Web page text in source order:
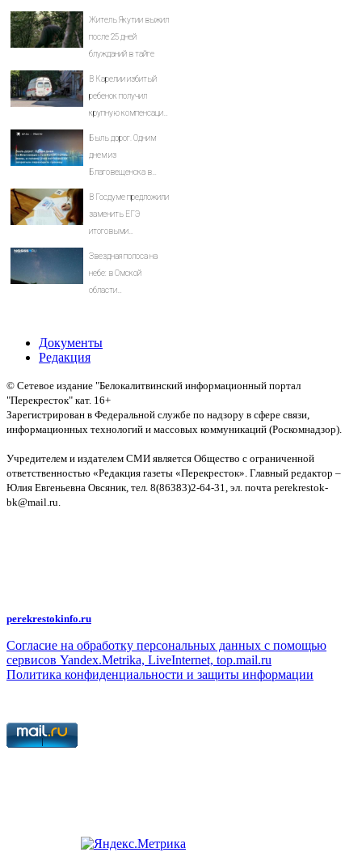
Житель Якутии выжил
после 25 дней
блужданий в тайге
В Карелии избитый
ребенок получил
крупную компенсацию
Быль дорог. Одним
днем из
Благовещенска в
В Госдуме предложили
заменить ЕГЭ
итоговыми
Звездная полоса на
небе: в Омской
области
космические кадры
Документы
Редакция
© Сетевое издание "Белокалитвинский информационный портал
"Перекресток" кат. 16+
Зарегистрирован в Федеральной службе по надзору в сфере связи,
информационных технологий и массовых коммуникаций (Роскомнадзор).
Учредителем и издателем СМИ является Общество с ограниченной
ответственностью «Редакция газеты «Перекресток». Главный редактор –
Юлия Евгеньевна Овсяник, тел. 8(86383)2-64-31, эл. почта perekrestok-
bk@mail.ru.
perekrestokinfo.ru
Согласие на обработку персональных данных с помощью
сервисов Yandex.Metrika, LiveInternet, top.mail.ru
Политика конфиденциальности и защиты информации